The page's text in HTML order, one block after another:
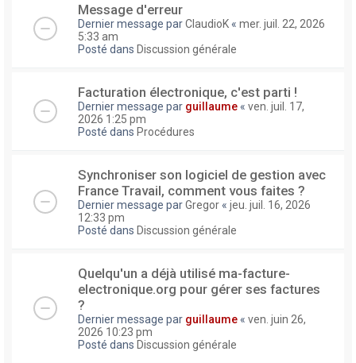
Message d'erreur
Dernier message parClaudioK « mer. juil. 22, 2026
5:33 am
Posté dans Discussion générale
Facturation électronique, c'est parti !
Dernier message par guillaume « ven. juil. 17,
2026 1:25 pm
Posté dans Procédures
Synchroniser son logiciel de gestion avec
France Travail, comment vous faites ?
Dernier message parGregor « jeu. juil. 16, 2026
12:33 pm
Posté dans Discussion générale
Quelqu'un a déjà utilisé ma-facture-
electronique.org pour gérer ses factures
?
Dernier message par guillaume « ven. juin 26,
2026 10:23 pm
Posté dans Discussion générale